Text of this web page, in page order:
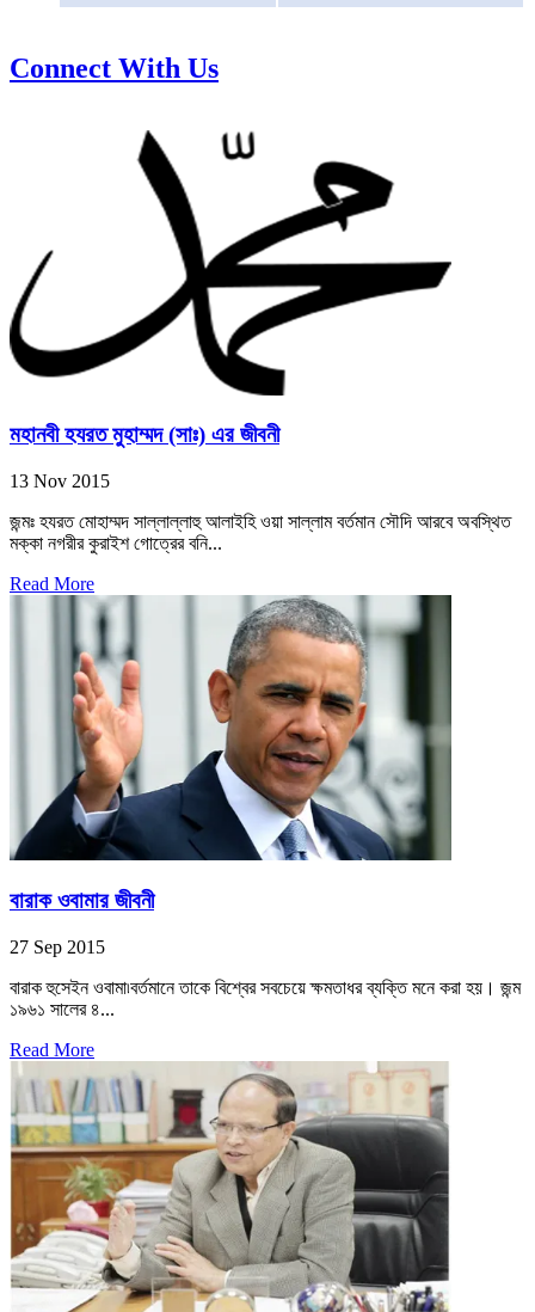
Connect With Us
মহানবী হযরত মুহাম্মদ (সাঃ) এর জীবনী
13 Nov 2015
জন্মঃ হযরত মোহাম্মদ সাল্লাল্লাহু আলাইহি ওয়া সাল্লাম বর্তমান সৌদি আরবে অবস্থিত
মক্কা নগরীর কুরাইশ গোত্রের বনি...
Read More
বারাক ওবামার জীবনী
27 Sep 2015
বারাক হুসেইন ওবামা৷বর্তমানে তাকে বিশ্বের সবচেয়ে ক্ষমতাধর ব্যক্তি মনে করা হয়। জন্ম
১৯৬১ সালের ৪...
Read More